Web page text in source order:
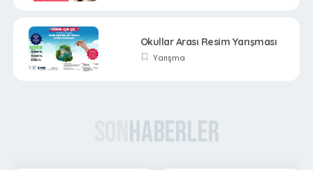
Okullar Arası Resim Yarışması
Yarışma
Haberler